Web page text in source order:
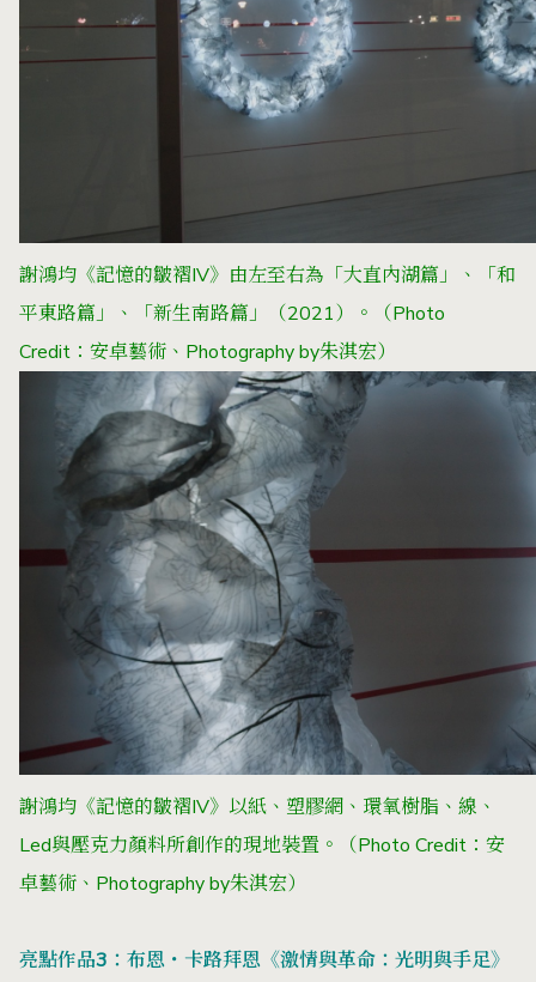
謝鴻均《記憶的皺褶IV》由左至右為「大直內湖篇」、「和
平東路篇」、「新生南路篇」（2021）。
（Photo
Credit：安卓藝術、Photography by朱淇宏）
謝鴻均《記憶的皺褶IV》以紙、塑膠網、環氧樹脂、線、
Led與壓克力顏料所創作的現地裝置。
（Photo Credit：安
卓藝術、Photography by朱淇宏）
亮點作品3：布恩・卡路拜恩《激情與革命：光明與手足》